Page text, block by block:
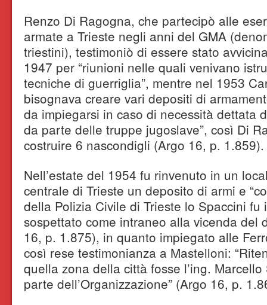
Renzo Di Ragogna, che partecipò alle
armate a Trieste negli anni del GMA
triestini), testimoniò di essere stato
1947 per “riunioni nelle quali venivano
tecniche di guerriglia”, mentre nel 1953
bisognava creare vari depositi di
da impiegarsi in caso di necessità dettata
da parte delle truppe jugoslave”, così Di
costruire 6 nascondigli (Argo 16, p. 1.859).
Nell’estate del 1954 fu rinvenuto in un
centrale di Trieste un deposito di armi e
della Polizia Civile di Trieste lo Spaccini fu
sospettato come intraneo alla vicenda del
16, p. 1.875), in quanto impiegato alle
così rese testimonianza a Mastelloni:
quella zona della città fosse l’ing.
parte dell’Organizzazione” (Argo 16, p.